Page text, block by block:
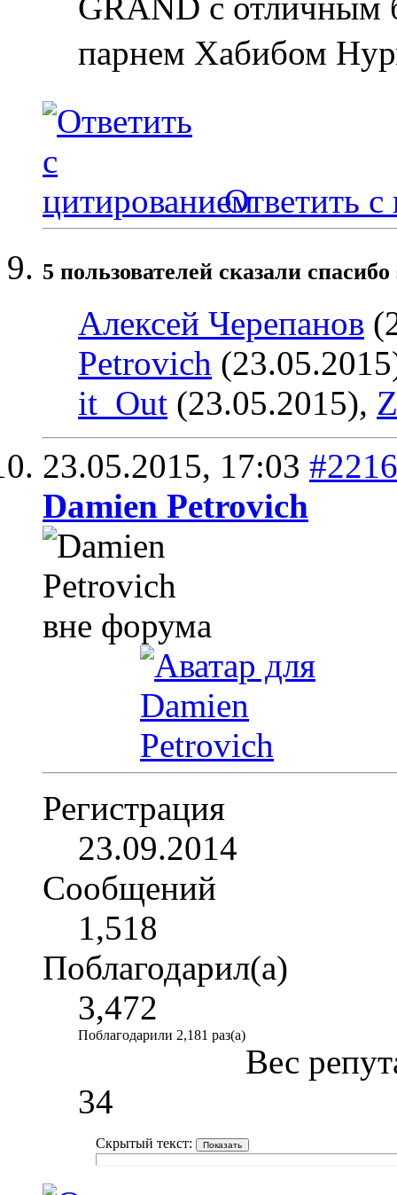
GRAND с отличным
парнем Хабибом
Ответить с
5 пользователей сказали
Алексей Черепанов
Petrovich
it_Out (23.05.2015),
23.05.2015, 17:03 #2216
Damien Petrovich
Регистрация
23.09.2014
Сообщений
1,518
Поблагодарил(а)
3,472
Поблагодарили 2,181 раз(а)
Вес
34
Скрытый текст: